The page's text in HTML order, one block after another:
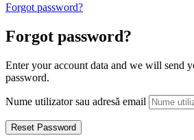
Forgot password?
Forgot password?
Enter your account data and we will send
password.
Nume utilizator sau adresă email